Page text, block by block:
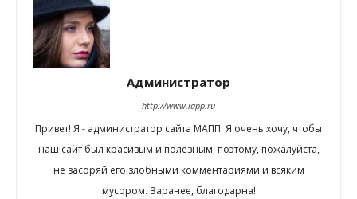
Администратор
http://www.iapp.ru
Привет! Я - администратор сайта МАПП. Я очень хочу, чтобы
наш сайт был красивым и полезным, поэтому, пожалуйста,
не засоряй его злобными комментариями и всяким
мусором. Заранее, благодарна!